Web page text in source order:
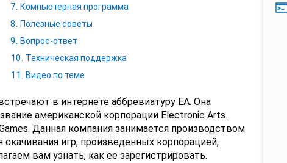
Компьютерная программа
Полезные советы
Вопрос-ответ
Техническая поддержка
Видео по теме
в интернете аббревиатуру EA. Она
американской корпорации Electronic Arts.
Данная компания занимается производством
игр, произведенных корпорацией,
вам узнать, как ее зарегистрировать.